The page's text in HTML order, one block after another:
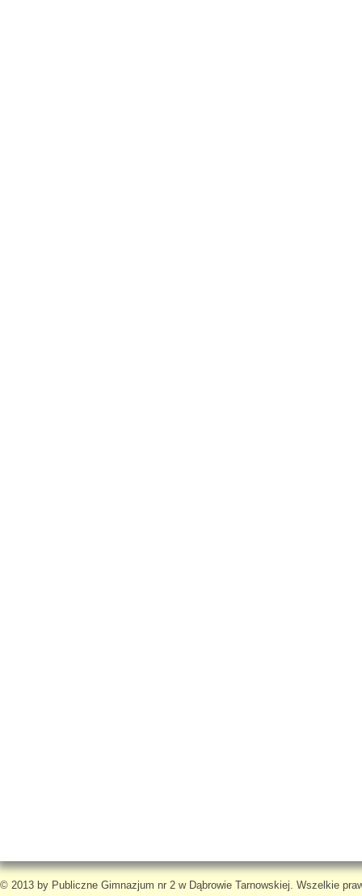
© 2013 by Publiczne Gimnazjum nr 2 w Dąbrowie Tarnowskiej. Wszelkie